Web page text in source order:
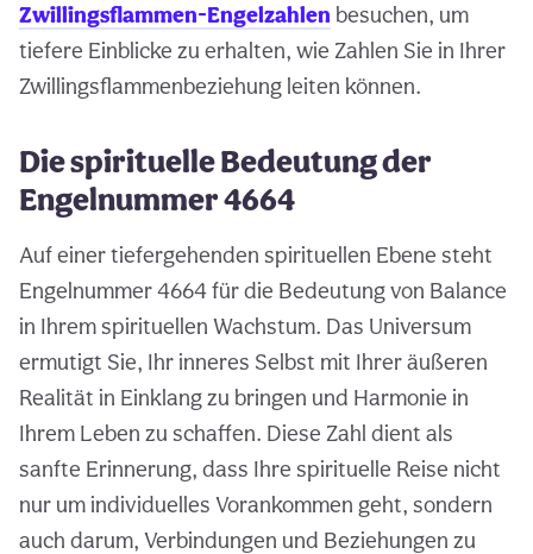
Zwillingsflammen-Engelzahlen besuchen, um
tiefere Einblicke zu erhalten, wie Zahlen Sie in Ihrer
Zwillingsflammenbeziehung leiten können.
Die spirituelle Bedeutung der
Engelnummer 4664
Auf einer tiefergehenden spirituellen Ebene steht
Engelnummer 4664 für die Bedeutung von Balance
in Ihrem spirituellen Wachstum. Das Universum
ermutigt Sie, Ihr inneres Selbst mit Ihrer äußeren
Realität in Einklang zu bringen und Harmonie in
Ihrem Leben zu schaffen. Diese Zahl dient als
sanfte Erinnerung, dass Ihre spirituelle Reise nicht
nur um individuelles Vorankommen geht, sondern
auch darum, Verbindungen und Beziehungen zu